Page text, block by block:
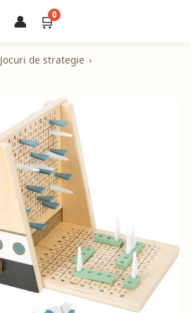
👤 🛒0
Jocuri de strategie